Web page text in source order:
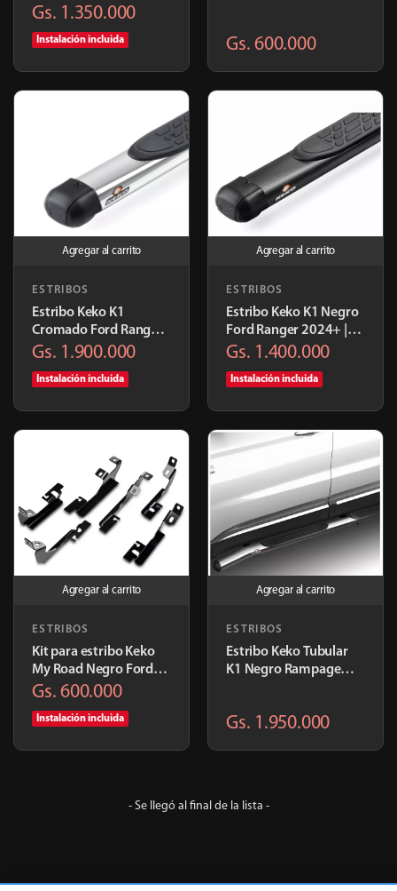
2021+ | K894PR
Gs. 1.350.000
Instalación incluida Gs. 600.000
Agregar al carrito
ESTRIBOS
Estribo Keko K1
Cromado Ford Ranger
2024+ | K025CR
Gs. 1.900.000
Instalación incluida
Agregar al carrito
ESTRIBOS
Estribo Keko K1 Negro
Ford Ranger 2024+ |
K025PR
Gs. 1.400.000
Instalación incluida
Agregar al carrito
ESTRIBOS
Kit para estribo Keko
My Road Negro Ford
Ranger 2024+ D/C |
Gs. 600.000
Instalación incluida
Agregar al carrito
ESTRIBOS
Estribo Keko Tubular
K1 Negro Rampage
Gs. 1.950.000
- Se llegó al final de la lista -